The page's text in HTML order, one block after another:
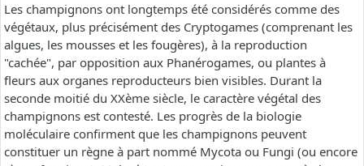
Les champignons ont longtemps été considérés comme des
végétaux, plus précisément des Cryptogames (comprenant les
algues, les mousses et les fougères), à la reproduction
"cachée", par opposition aux Phanérogames, ou plantes à
fleurs aux organes reproducteurs bien visibles. Durant la
seconde moitié du XXème siècle, le caractère végétal des
champignons est contesté. Les progrès de la biologie
moléculaire confirment que les champignons peuvent
constituer un règne à part nommé Mycota ou Fungi (ou encore